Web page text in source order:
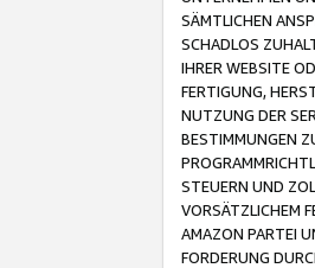
SÄMTLICHEN
SCHADLOS
IHRER WEBSITE
FERTIGUNG,
NUTZUNG DER
BESTIMMUNGEN
STEUERN UND
VORSÄTZLICHEM
AMAZON PARTEI
FORDERUNG